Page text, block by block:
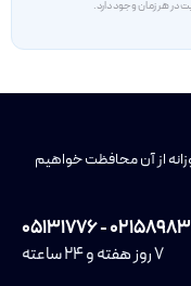
در هر زمان وجود دارد.
از آن محافظت خواهیم
- ۰۵۱۳۱۷۷۶
۷ روز هفته و ۲۴ ساعته